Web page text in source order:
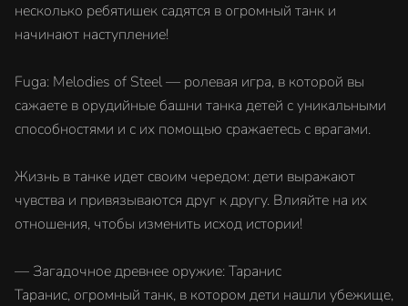
несколько ребятишек садятся в огромный танк и
начинают наступление!
Fuga: Melodies of Steel — ролевая игра, в которой вы
сажаете в орудийные башни танка детей с уникальными
способностями и с их помощью сражаетесь с врагами.
Жизнь в танке идет своим чередом: дети выражают
чувства и привязываются друг к другу. Влияйте на их
отношения, чтобы изменить исход истории!
— Загадочное древнее оружие: Таранис
Таранис, огромный танк, в котором дети нашли убежище,